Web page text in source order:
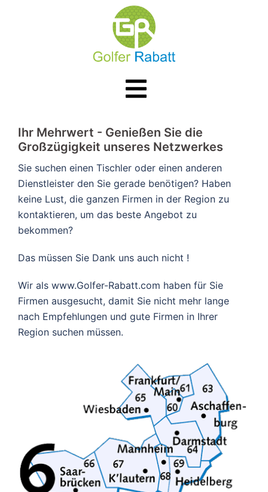
Menü
umschalten
​​Ihr Mehrwert - Genießen Sie die
Großzügigkeit unseres Netzwerkes
Sie suchen einen Tischler oder einen anderen
Dienstleister den Sie gerade benötigen? Haben
keine Lust, die ganzen Firmen in der Region zu
kontaktieren, um das beste Angebot zu
bekommen?
Das müssen Sie Dank uns auch nicht !
Wir als www.Golfer-Rabatt.com haben für Sie
Firmen ausgesucht, damit Sie nicht mehr lange
nach Empfehlungen und gute Firmen in Ihrer
Region suchen müssen.